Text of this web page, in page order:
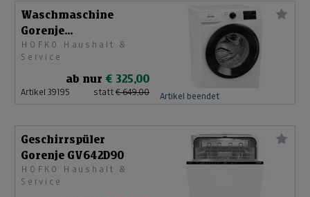
Waschmaschine
Gorenje
WPN11EI74A1TS
HOFKO Haushalt &
Service
ab nur € 325,00
Artikel 39195 statt € 649,00 Artikel beendet
Geschirrspüler
Gorenje GV642D90
HOFKO Haushalt &
Service